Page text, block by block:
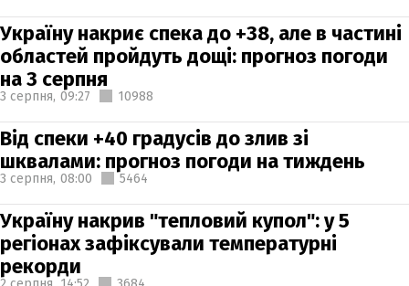
Україну накриє спека до +38, але в частині
областей пройдуть дощі: прогноз погоди
на 3 серпня
3 серпня, 09:27 10988
Від спеки +40 градусів до злив зі
шквалами: прогноз погоди на тиждень
3 серпня, 08:00 5464
Україну накрив "тепловий купол": у 5
регіонах зафіксували температурні
рекорди